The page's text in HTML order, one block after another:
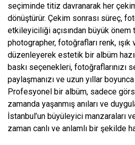
seçiminde titiz davranarak her
dönüştürür. Çekim sonrası süreç,
etkileyiciliği açısından büyük önem
photographer, fotoğrafları renk,
düzenleyerek estetik bir albüm
baskı seçenekleri, fotoğraflarınızı
paylaşmanızı ve uzun yıllar
Profesyonel bir albüm, sadece
zamanda yaşanmış anıları ve
İstanbul’un büyüleyici manzaraları
zaman canlı ve anlamlı bir şekilde